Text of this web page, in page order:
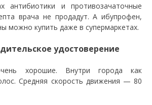
антибиотики и противозачаточные
врача не продадут. А ибупрофен,
можно купить даже в супермаркетах.
удостоверение
хорошие. Внутри города как
Средняя скорость движения — 80